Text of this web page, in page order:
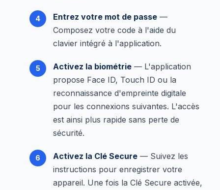
Entrez votre mot de passe —
Composez votre code à l'aide du
clavier intégré à l'application.
Activez la biométrie — L'application
propose Face ID, Touch ID ou la
reconnaissance d'empreinte digitale
pour les connexions suivantes. L'accès
est ainsi plus rapide sans perte de
sécurité.
Activez la Clé Secure — Suivez les
instructions pour enregistrer votre
appareil. Une fois la Clé Secure activée,